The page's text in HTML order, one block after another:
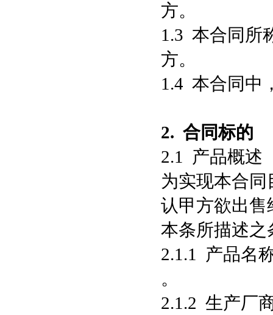
方。
1.3 本合同所
方。
1.4 本合同中
2. 合同标的
2.1 产品概述
为实现本合
认甲方欲出售
本条所描述之
2.1.1 产品名
。
2.1.2 生产厂